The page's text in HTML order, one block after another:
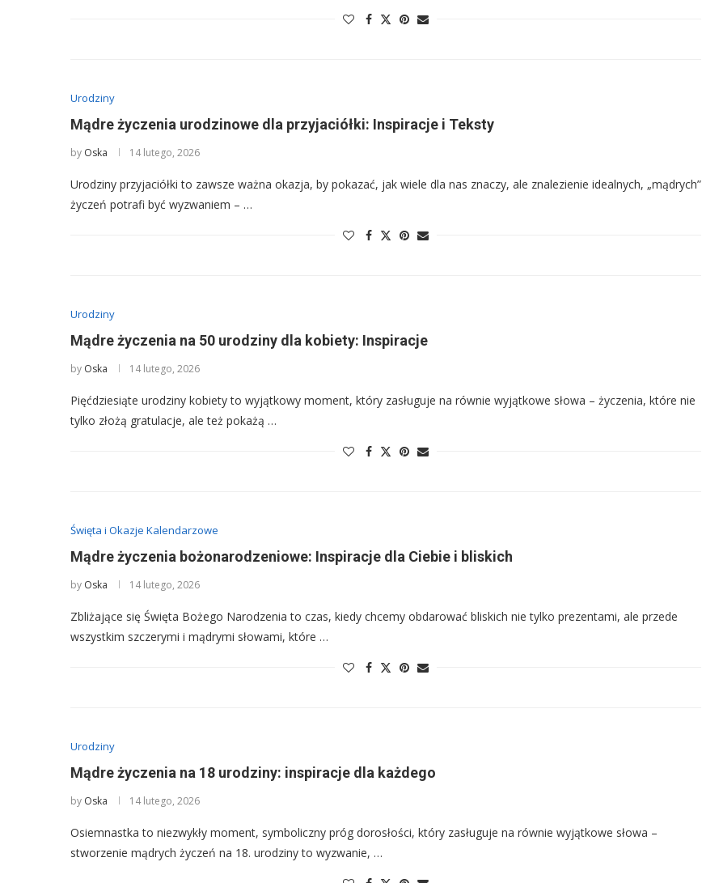
Urodziny
Mądre życzenia urodzinowe dla przyjaciółki: Inspiracje i Teksty
by Oska 14 lutego, 2026
Urodziny przyjaciółki to zawsze ważna okazja, by pokazać, jak wiele dla nas znaczy, ale znalezienie idealnych, „mądrych”
życzeń potrafi być wyzwaniem – …
Urodziny
Mądre życzenia na 50 urodziny dla kobiety: Inspiracje
by Oska 14 lutego, 2026
Pięćdziesiąte urodziny kobiety to wyjątkowy moment, który zasługuje na równie wyjątkowe słowa – życzenia, które nie
tylko złożą gratulacje, ale też pokażą …
Święta i Okazje Kalendarzowe
Mądre życzenia bożonarodzeniowe: Inspiracje dla Ciebie i bliskich
by Oska 14 lutego, 2026
Zbliżające się Święta Bożego Narodzenia to czas, kiedy chcemy obdarować bliskich nie tylko prezentami, ale przede
wszystkim szczerymi i mądrymi słowami, które …
Urodziny
Mądre życzenia na 18 urodziny: inspiracje dla każdego
by Oska 14 lutego, 2026
Osiemnastka to niezwykły moment, symboliczny próg dorosłości, który zasługuje na równie wyjątkowe słowa –
stworzenie mądrych życzeń na 18. urodziny to wyzwanie, …